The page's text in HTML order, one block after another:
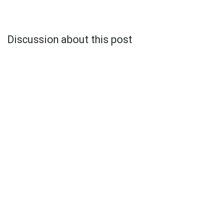
Discussion about this post